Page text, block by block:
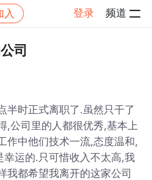
入 登录 频道
帖子详情
司
半时正式离职了.虽然只干了
,公司里的人都很优秀,基本上
作中他们技术一流,态度温和,
运的.只可惜收入不太高,我
我都希望我离开的这家公司